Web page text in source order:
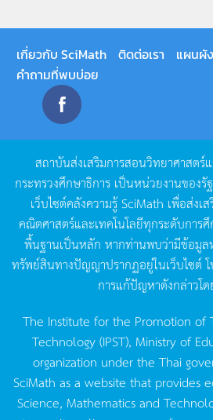
เกี่ยวกับ SciMath ติดต่อเรา
แผนผั
คำถามที่พบบ่อย
สถาบันส่งเสริมการสอนวิทยาศาสตร์
กระทรวงศึกษาธิการ เป็นหน่วยงานของรั
เว็บไซต์คลังความรู้SciMath เพื่อส่งเ
คณิตศาสตร์และเทคโนโลยีทุกระดับการ
พื้นฐานเป็นหลัก หากท่านพบว่ามีข้อมูล
ทรัพย์สินทางปัญญาปรากฏอยู่ในเว็บไซต์
การแก้ปัญหาดังกล่าวโด
The Institute for the Promotion of
Technology (IPST), Ministry of
organization under the Thai
SciMath as a website that provides
Science, Mathematics and